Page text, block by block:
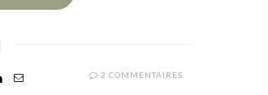
2 COMMENTAIRES